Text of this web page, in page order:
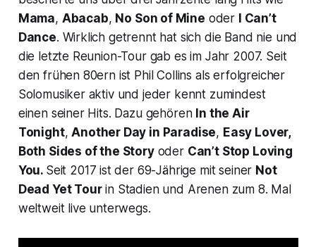
Mama, Abacab, No Son of Mine oder I Can’t
Dance. Wirklich getrennt hat sich die Band nie und
die letzte Reunion-Tour gab es im Jahr 2007. Seit
den frühen 80ern ist Phil Collins als erfolgreicher
Solomusiker aktiv und jeder kennt zumindest
einen seiner Hits. Dazu gehören In the Air
Tonight,Another Day in Paradise, Easy Lover,
Both Sides of the Storyoder Can’t Stop Loving
You. Seit 2017 ist der 69-Jährige mit seiner Not
Dead Yet Tourin Stadien und Arenen zum 8. Mal
weltweit live unterwegs.